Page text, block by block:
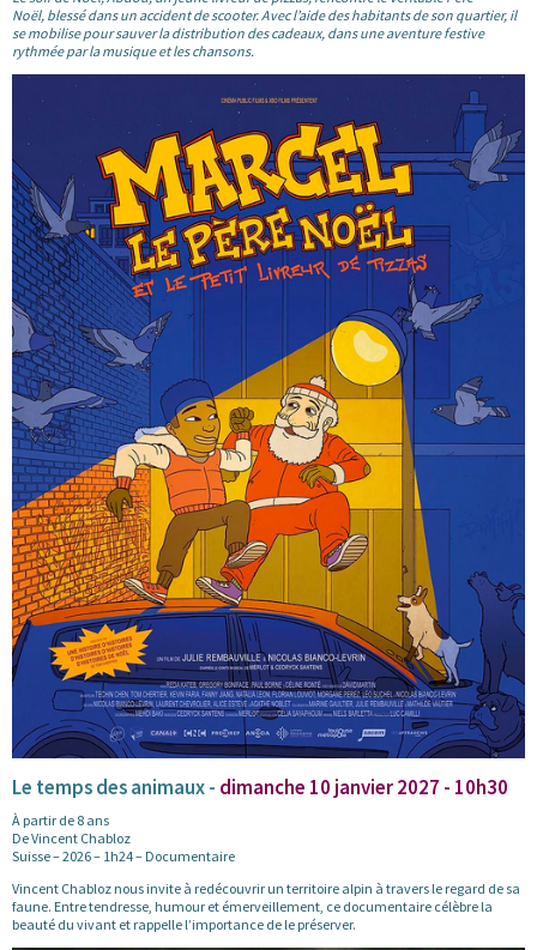
Noël, blessé dans un accident de scooter. Avec l’aide des habitants de son quartier, il
se mobilise pour sauver la distribution des cadeaux, dans une aventure festive
rythmée par la musique et les chansons.
Le temps des animaux - dimanche 10 janvier 2027 - 10h30
À partir de 8 ans
De Vincent Chabloz
Suisse – 2026 – 1h24 – Documentaire
Vincent Chabloz nous invite à redécouvrir un territoire alpin à travers le regard de sa
faune. Entre tendresse, humour et émerveillement, ce documentaire célèbre la
beauté du vivant et rappelle l’importance de le préserver.